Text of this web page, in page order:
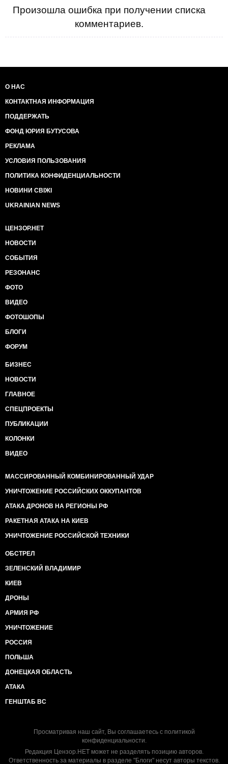
Произошла ошибка при получении списка
комментариев.
О НАС
КОНТАКТНАЯ ИНФОРМАЦИЯ
ПОДДЕРЖАТЬ
ФОНД ЮРИЯ БУТУСОВА
РЕКЛАМА
УСЛОВИЯ ПОЛЬЗОВАНИЯ
ПОЛИТИКА КОНФИДЕНЦИАЛЬНОСТИ
НОВИНИ СВІЖІ
UKRAINIAN NEWS
ЦЕНЗОР.НЕТ
НОВОСТИ
СОБЫТИЯ
РЕЗОНАНС
ФОТО
ВИДЕО
ФОТОШОПЫ
БЛОГИ
ФОРУМ
БИЗНЕС
НОВОСТИ
ГЛАВНОЕ
СПЕЦПРОЕКТЫ
ПУБЛИКАЦИИ
КОЛОНКИ
ВИДЕО
МАССИРОВАННЫЙ КОМБИНИРОВАННЫЙ УДАР
УНИЧТОЖЕНИЕ РОССИЙСКИХ ОККУПАНТОВ
АТАКА ДРОНОВ НА РЕГИОНЫ РФ
РАКЕТНАЯ АТАКА НА КИЕВ
УНИЧТОЖЕНИЕ РОССИЙСКОЙ ТЕХНИКИ
ОБСТРЕЛ
ЗЕЛЕНСКИЙ ВЛАДИМИР
КИЕВ
ДРОНЫ
АРМИЯ РФ
УНИЧТОЖЕНИЕ
РОССИЯ
ПОЛЬША
ДОНЕЦКАЯ ОБЛАСТЬ
АТАКА
ГЕНШТАБ ВС
Просматривая наш сайт, Вы соглашаетесь с политикой
конфиденциальности.
Редакция Цензор.НЕТ может не разделять позицию авторов.
Ответственность за материалы в разделе "Блоги" несут авторы текстов.